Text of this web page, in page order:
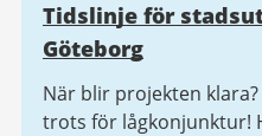
Tidslinje för
Göteborg
När blir projekten
trots för lågkonjunktur!